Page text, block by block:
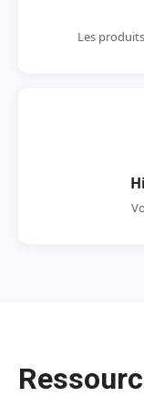
Les